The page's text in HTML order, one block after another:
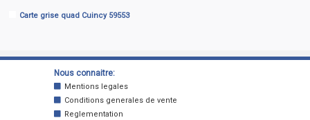
Carte grise quad Cuincy 59553
Nous connaitre:
Mentions legales
Conditions generales de vente
Reglementation